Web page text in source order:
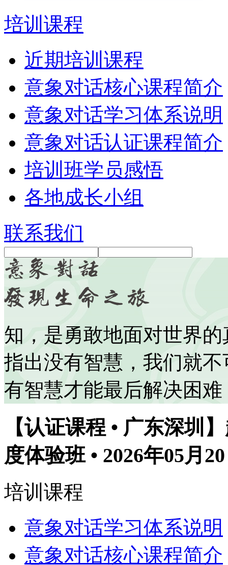
培训课程
近期培训课程
意象对话核心课程简介
意象对话学习体系说明
意象对话认证课程简介
培训班学员感悟
各地成长小组
联系我们
知，是勇敢地面对世界
指出没有智慧，我们就
有智慧才能最后解决困
【认证课程 • 广东深圳
度体验班 • 2026年05月
培训课程
意象对话学习体系说明
意象对话核心课程简介